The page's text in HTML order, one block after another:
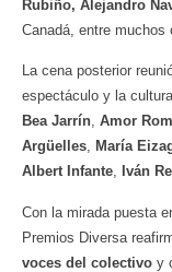
Rubiño, Alejandro
Canadá, entre muchos
La cena posterior
espectáculo y la
Bea Jarrín, Amor
Argüelles, María
Albert Infante, Iván
Con la mirada puesta
Premios Diversa
voces del colectivo y